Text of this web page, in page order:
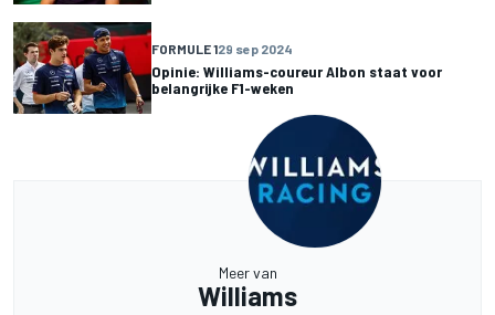
FORMULE 129 sep 2024
Opinie: Williams-coureur Albon staat voor
belangrijke F1-weken
Meer van
Williams